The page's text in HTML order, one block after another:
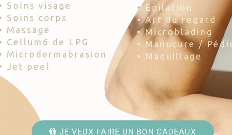
Soins visage
Soins corps
Massage
Cellum6 de LPG
Microdermabrasion
Jet peel
• Épilation
• Art du regard
• Microblading
• Manucure /
• Maquillage
JE VEUX FAIRE UN BON CADEAUX